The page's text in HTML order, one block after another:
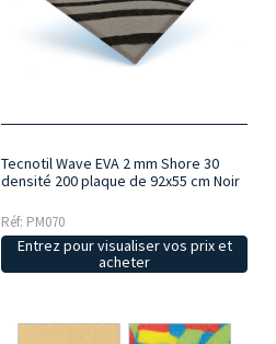
Tecnotil Wave EVA 2 mm Shore 30
densité 200 plaque de 92x55 cm Noir
Réf: PM070
Entrez pour visualiser vos prix et
acheter